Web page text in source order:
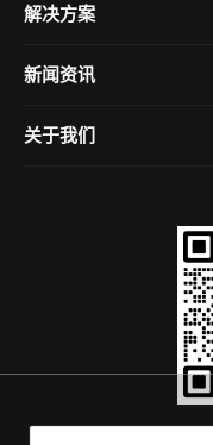
电商网站
解决方案
新闻资讯
行业资讯
关于我们